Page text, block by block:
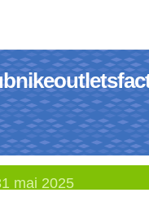
mai 2025